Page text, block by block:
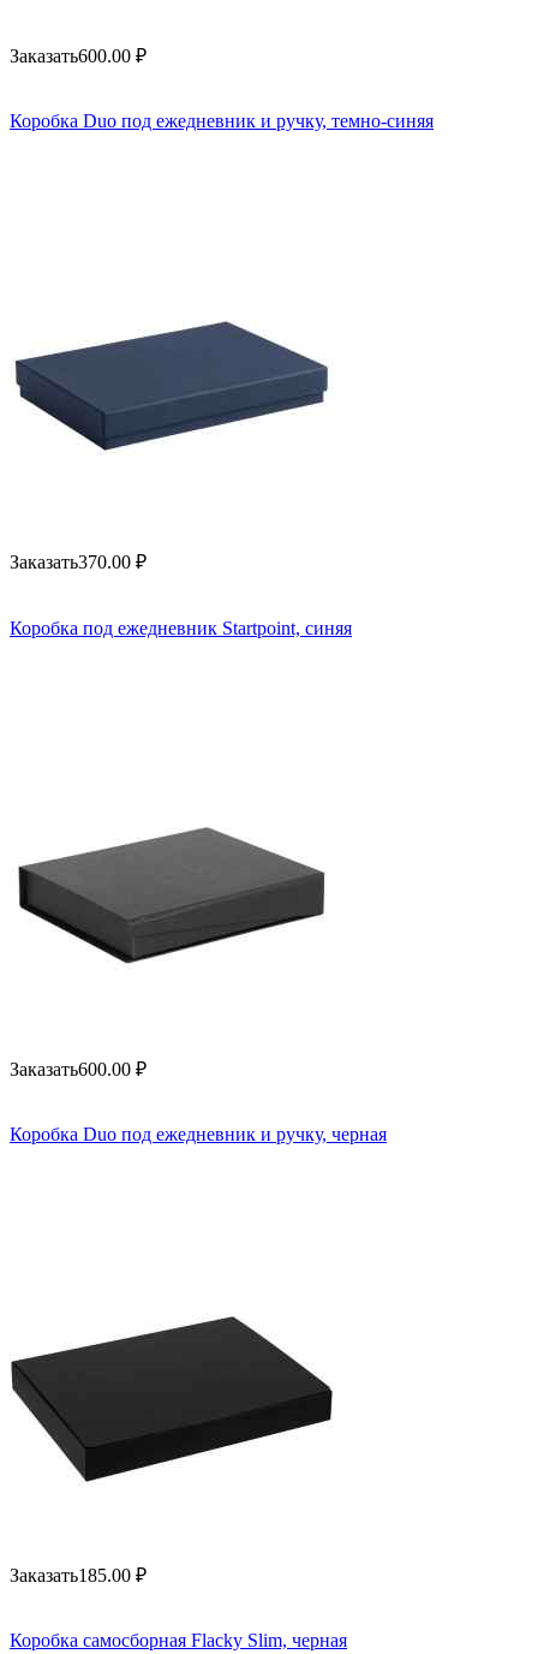
Заказать600.00 ₽
Коробка Duo под ежедневник и ручку, темно-синяя
Заказать370.00 ₽
Коробка под ежедневник Startpoint, синяя
Заказать600.00 ₽
Коробка Duo под ежедневник и ручку, черная
Заказать185.00 ₽
Коробка самосборная Flacky Slim, черная